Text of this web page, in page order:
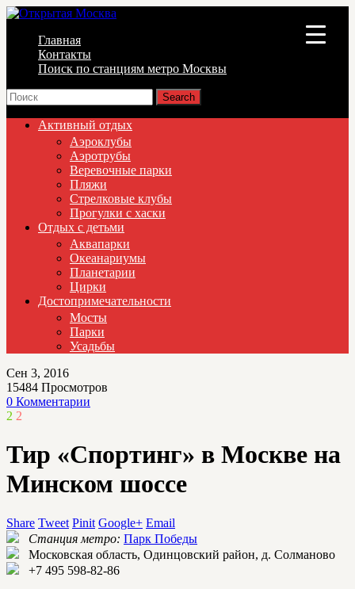
Главная
Контакты
Поиск по станциям метро Москвы
Активный отдых
Аэроклубы
Аэротрубы
Веревочные парки
Пляжи
Стрелковые клубы
Прогулки с хаски
Отдых с детьми
Аквапарки
Океанариумы
Планетарии
Цирки
Достопримечательности
Мосты
Парки
Усадьбы
Сен 3, 2016
15484 Просмотров
0 Комментарии
2 2
Тир «Спортинг» в Москве на
Минском шоссе
Share Tweet Pinit Google+ Email
Станция метро: Парк Победы
Московская область, Одинцовский район, д. Солманово
+7 495 598-82-86
▼
▼
▼